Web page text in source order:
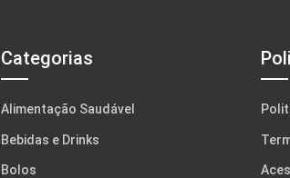
Categorias
Alimentação Saudável
Bebidas e Drinks
Bolos